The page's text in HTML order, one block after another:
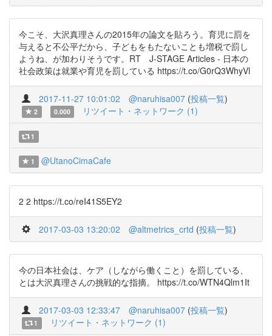
今こそ、大沢真理さんの2015年の論文を貼ろう。育児に罰を
与えると不公平だから、子どもをもたないことも増税で罰し
ようね、が加わりそうです。RT J-STAGE Articles - 日本の
社会政策は就業や育児を罰している https://t.co/G0rQ3WhyVl
2017-11-27 10:01:02 @naruhisa007 (投稿一覧)
2 0.000 リツイート・ネットワーク (1)
1
1 @UtanoCimaCafe
2 2 https://t.co/reI41S5EY2
2017-03-03 13:20:02 @altmetrics_crtd (投稿一覧)
今の日本社会は、ケア（しながら働くこと）を罰している、
とは大沢真理さんの挑戦的な指摘。 https://t.co/WTN4Qlm1It
2017-03-03 12:33:47 @naruhisa007 (投稿一覧)
1 リツイート・ネットワーク (1)